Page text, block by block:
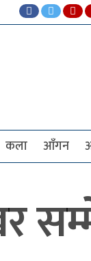
कला आँगन